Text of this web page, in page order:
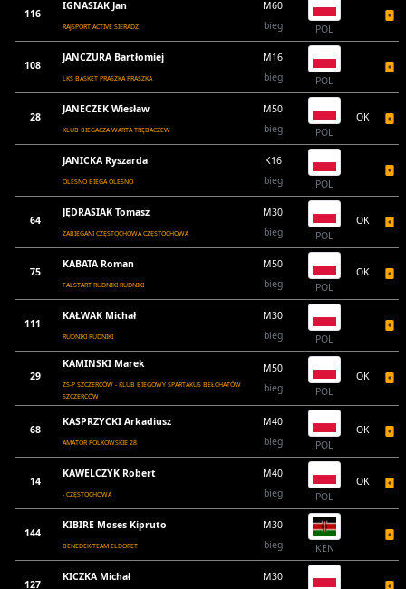
116
IGNASIAK Jan
RAJSPORT ACTIVE SIERADZ
M60
bieg
POL
108
JANCZURA Bartłomiej
LKS BASKET PRASZKA PRASZKA
M16
bieg
POL
28
JANECZEK Wiesław
KLUB BIEGACZA WARTA TRĘBACZEW
M50
bieg
POL
OK
JANICKA Ryszarda
OLESNO BIEGA OLESNO
K16
bieg
POL
64
JĘDRASIAK Tomasz
ZABIEGANI CZĘSTOCHOWA CZĘSTOCHOWA
M30
bieg
POL
OK
75
KABATA Roman
FALSTART RUDNIKI RUDNIKI
M50
bieg
POL
OK
111
KAŁWAK Michał
RUDNIKI RUDNIKI
M30
bieg
POL
29
KAMINSKI Marek
ZS-P SZCZERCÓW - KLUB BIEGOWY SPARTAKUS BEŁCHATÓW
SZCZERCÓW
M50
bieg
POL
OK
68
KASPRZYCKI Arkadiusz
AMATOR POLKOWSKIE 28
M40
bieg
POL
OK
14
KAWELCZYK Robert
- CZĘSTOCHOWA
M40
bieg
POL
OK
144
KIBIRE Moses Kipruto
BENEDEK-TEAM ELDORET
M30
bieg
KEN
127
KICZKA Michał M30